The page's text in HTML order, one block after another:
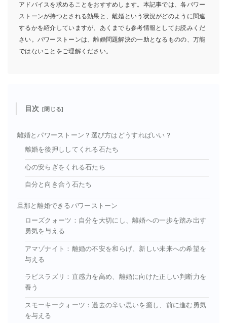
アドバイスを求めることをおすすめします。本記事では、各パワー
ストーンが持つとされる効果と、離婚という状況がどのように関連
するかを紹介していますが、あくまでも参考情報としてお読みくだ
さい。パワーストーンは、離婚問題解決の一助となるものの、万能
ではないことをご理解ください。
目次
離婚とパワーストーン？選び方はどうすればいい？
離婚を後押ししてくれる石たち
心の安らぎをくれる石たち
自分と向き合う石たち
旦那と離婚できるパワーストーン
ローズクォーツ：自分を大切にし、離婚への一歩を踏み出す
勇気を与える
アマゾナイト：離婚の不安を和らげ、新しい未来への希望を
与える
ラピスラズリ：直感力を高め、離婚に向けた正しい判断力を
養う
スモーキークォーツ：過去の辛い思いを癒し、前に進む勇気
を与える